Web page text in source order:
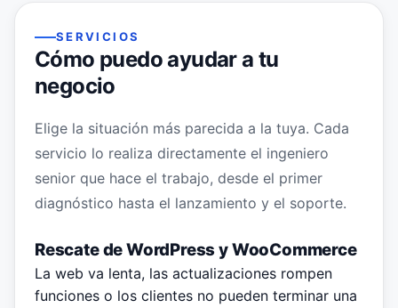
SERVICIOS
Cómo puedo ayudar a tu
negocio
Elige la situación más parecida a la tuya. Cada
servicio lo realiza directamente el ingeniero
senior que hace el trabajo, desde el primer
diagnóstico hasta el lanzamiento y el soporte.
Rescate de WordPress y WooCommerce
La web va lenta, las actualizaciones rompen
funciones o los clientes no pueden terminar una